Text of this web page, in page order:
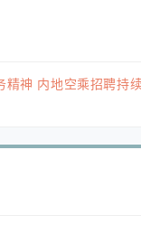
神 内地空乘招聘持